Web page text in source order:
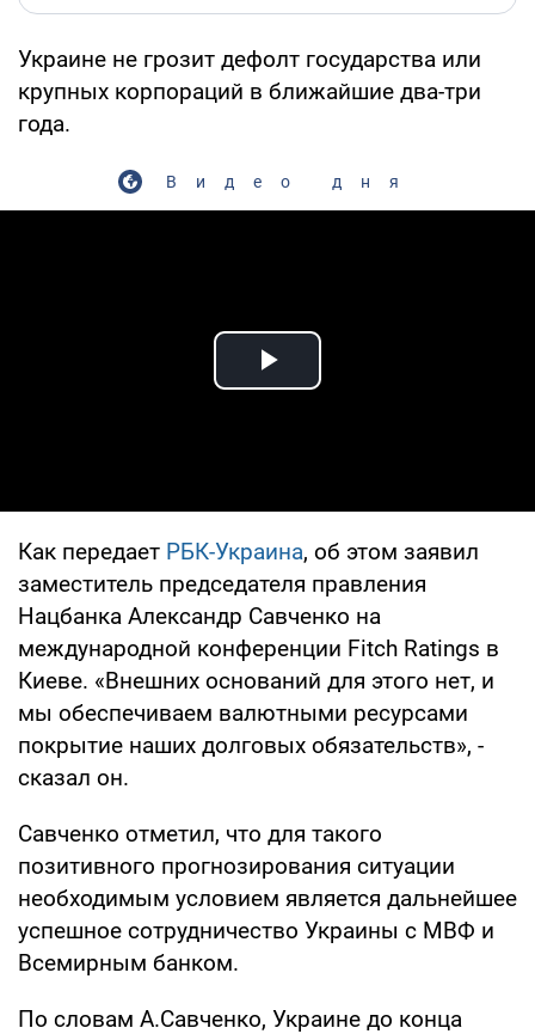
Украине не грозит дефолт государства или
крупных корпораций в ближайшие два-три
года.
Видео дня
Play Video
Как передает РБК-Украина, об этом заявил
заместитель председателя правления
Нацбанка Александр Савченко на
международной конференции Fitch Ratings в
Киеве. «Внешних оснований для этого нет, и
мы обеспечиваем валютными ресурсами
покрытие наших долговых обязательств», -
сказал он.
Савченко отметил, что для такого
позитивного прогнозирования ситуации
необходимым условием является дальнейшее
успешное сотрудничество Украины с МВФ и
Всемирным банком.
По словам А.Савченко, Украине до конца